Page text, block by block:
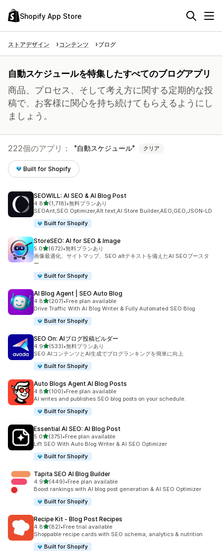
Shopify App Store
ストアデザイン コンテンツ ブログ
自動スケジュールを特集したすべてのブログアプリ
商品、プロセス、そして考え方に関する定期的な投
稿で、お客様に関心を持ち続けてもらえるようにし
ましょう。
222個のアプリ： 自動スケジュール クリア
Built for Shopify
SEOWILL: AI SEO & AI Blog Post
4.85つ星中
(1,718)
合計レビュー数：1718件
•無料プランあり
SEOAnt,SEO Optimizer,Alt text,AI Store Builder,AEO,GEO,JSON-LD
Built for Shopify
StoreSEO: AI for SEO & Image
5.05つ星中
(672)
合計レビュー数：672件
•無料プランあり
画像最適化、サイトマップ、SEO altテキストを備えたAI SEOブースタ
ー
Built for Shopify
AI Blog Agent | SEO Auto Blog
4.85つ星中
(207)
合計レビュー数：207件
•Free plan available
Drive Traffic With AI Blog Writer & Fully Automated SEO Blog
Built for Shopify
SEO On: AIブログ投稿ビルダー
4.95つ星中
(533)
合計レビュー数：533件
•無料プランあり
SEO AIコンテンツとAI生成でブログランキングを簡単に向上
Built for Shopify
Auto Blogs Agent AI Blog Posts
4.85つ星中
(100)
合計レビュー数：100件
•Free plan available
AI writes and publishes SEO blog posts on your schedule.
Built for Shopify
Essential AI SEO: AI Blog Post
5.05つ星中
(375)
合計レビュー数：375件
•Free plan available
Lift SEO With Auto Blog Writer & AI SEO Optimizer
Built for Shopify
Tapita SEO AI Blog Builder
4.95つ星中
(449)
合計レビュー数：449件
•Free plan available
Boost rankings with AI blog post generation & AI SEO Optimizer
Built for Shopify
Recipe Kit ‑ Blog Post Recipes
4.85つ星中
(82)
合計レビュー数：82件
•Free trial available
Shoppable recipe cards with SEO schema, analytics & nutrition
Built for Shopify